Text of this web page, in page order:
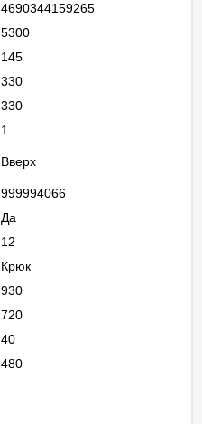
4690344159265
5300
145
330
330
1
Вверх
999994066
Да
12
Крюк
930
720
40
480